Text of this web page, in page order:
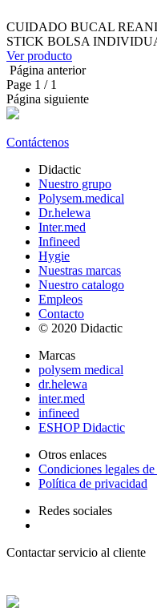
CUIDADO BUCAL
STICK BOLSA
Ver producto
Página anterior
Page 1 / 1
Página siguiente
Contáctenos
Didactic
Nuestro grupo
Polysem.medical
Dr.helewa
Inter.med
Infineed
Hygie
Nuestras marcas
Nuestro catalogo
Empleos
Contacto
© 2020 Didactic
Marcas
polysem medical
dr.helewa
inter.med
infineed
ESHOP Didactic
Otros enlaces
Condiciones legales de
Política de privacidad
Redes sociales
Contactar servicio al cliente